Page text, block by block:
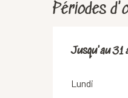
Périodes
Du1 juin
Jusqu'au31
Lundi